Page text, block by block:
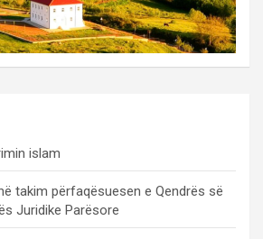
islam
takim përfaqësuesen e Qendrës së
Juridike Parësore